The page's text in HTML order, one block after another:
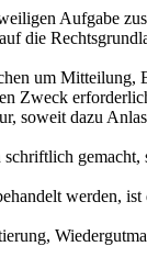
Aufgabe
die
um Mitteilung,
Zweck
soweit dazu
werden,